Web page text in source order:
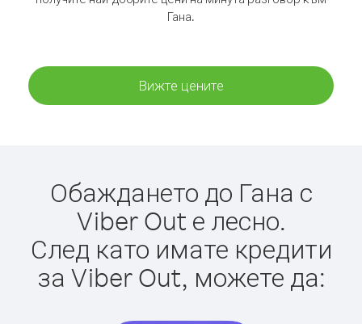
Гана.
Вижте цените
Обаждането до Гана с
Viber Out е лесно.
След като имате кредити
за Viber Out, можете да: